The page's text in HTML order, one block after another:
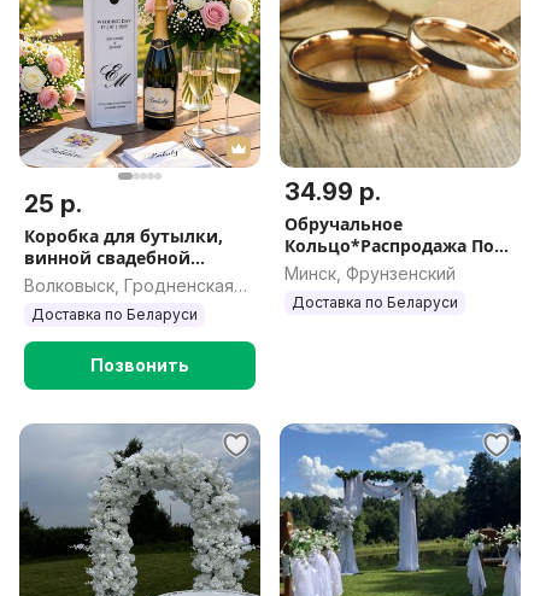
25 р.
Коробка для бутылки,
винной свадебной
церемонии, день
рождения, юбилей
Волковыск, Гродненская
обл.
Доставка по Беларуси
Позвонить
34.99 р.
Обручальное
Кольцо*Распродажа По
цене прошлого год
Минск, Фрунзенский
Доставка по Беларуси